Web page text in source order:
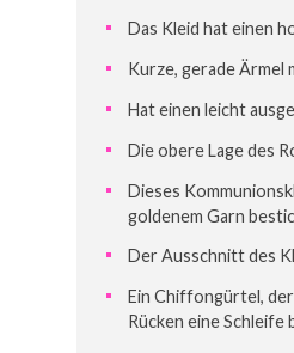
Das Kleid hat einen
Kurze, gerade Ärmel
Hat einen leicht
Die obere Lage des
Dieses
goldenem Garn
Der Ausschnitt des
Ein Chiffongürtel, der
Rücken eine Schleife